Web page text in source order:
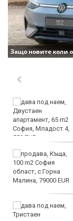
Защо новите коли